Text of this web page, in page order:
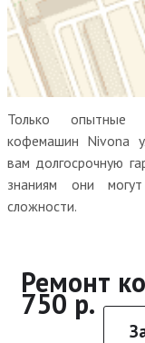
Только опытные
кофемашин Nivona
вам долгосрочную
знаниям они
сложности.
Ремонт
750 р.